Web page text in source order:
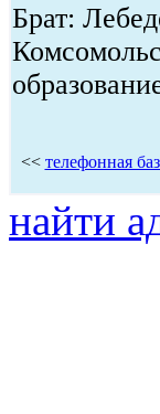
Брат:
<< телефонная
найти